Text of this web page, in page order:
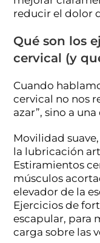
reducir el dolor
Qué son los
cervical (y
Cuando
cervical no nos
azar”, sino a
Movilidad
la lubricación
Estiramientos
músculos
elevador de la
Ejercicios de
escapular, para
carga sobre las